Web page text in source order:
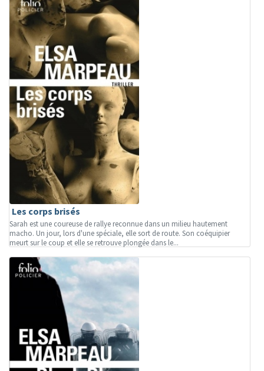
Les corps brisés
Sarah est une coureuse de rallye reconnue dans un milieu hautement
macho. Un jour, lors d'une spéciale, elle sort de route. Son coéquipier
meurt sur le coup et elle se retrouve plongée dans le...